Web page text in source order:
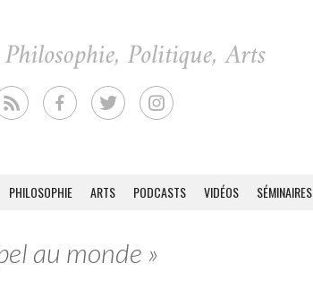
PHILOSOPHIE ARTS PODCASTS VIDÉOS SÉMINAIRES
au monde »